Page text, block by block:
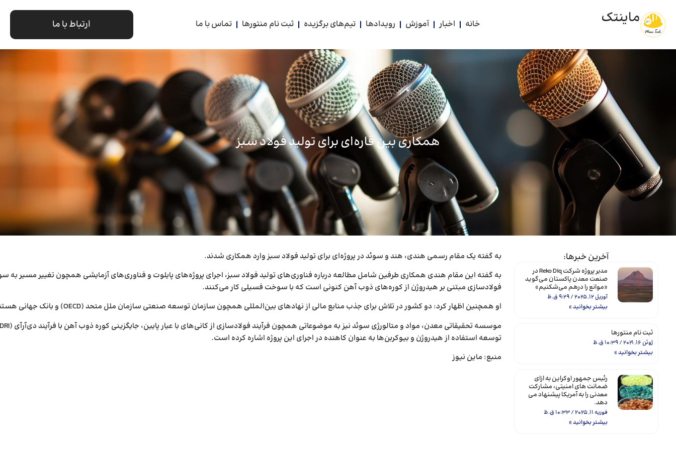
ماینتک خانه اخبار آموزش رویدادها تیم‌های برگزیده ثبت نام منتورها تماس با ما ارتباط با ما
همکاری بین قاره‌ای برای تولید فولاد سبز
آخرین خبرها:
مدیر پروژه شرکت Reko Diq در
صنعت معدن پاکستان می‌گوید
«موانع را درهم می‌شکنیم»
آوریل 12, 2025
بیشتر بخوانید »
ثبت نام منتورها
ژوئن 16, 2021
بیشتر بخوانید »
رئیس جمهور اوکراین به ازای
ضمانت های امنیتی، مشارکت
معدنی را به آمریکا پیشنهاد می
دهد.
فوریه 11, 2025
بیشتر بخوانید »
به گفته یک مقام رسمی هندی، هند و سوئد در پروژه‌ای برای تولید فولاد سبز وارد همکاری شدند.
به گفته این مقام هندی همکاری طرفین شامل مطالعه درباره فناوری‌های تولید فولاد سبز، اجرای پروژه‌های پایلوت و فناوری‌های آزمایشی همچون تغییر مسیر به
فولادسازی مبتنی بر هیدروژن از کوره‌های ذوب آهن کنونی است که با سوخت فسیلی کار می‌کنند.
او همچنین اظهار کرد: دو کشور در تلاش برای جذب منابع مالی از نهادهای بین‌المللی همچون سازمان توسعه صنعتی سازمان ملل متحد (OECD) و بانک جهانی هستند.
توسعه استفاده از هیدروژن و بیوکربن‌ها به عنوان کاهنده در اجرای این پروژه اشاره کرده است.
منبع: ماین نیوز